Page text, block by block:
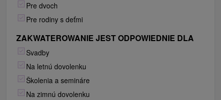
Pre dvoch
Pre rodiny s deťmi
ZAKWATEROWANIE JEST ODPOWIEDNIE DLA
Svadby
Na letnú dovolenku
Školenia a semináre
Na zimnú dovolenku